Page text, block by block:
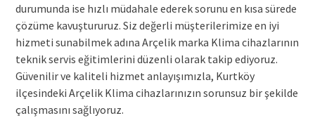
durumunda ise hızlı müdahale ederek sorunu en kısa sürede
çözüme kavuştururuz. Siz değerli müşterilerimize en iyi
hizmeti sunabilmek adına Arçelik marka Klima cihazlarının
teknik servis eğitimlerini düzenli olarak takip ediyoruz.
Güvenilir ve kaliteli hizmet anlayışımızla, Kurtköy
ilçesindeki Arçelik Klima cihazlarınızın sorunsuz bir şekilde
çalışmasını sağlıyoruz.